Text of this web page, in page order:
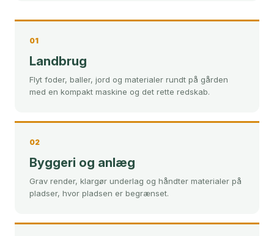
01
Landbrug
Flyt foder, baller, jord og materialer rundt på gården
med en kompakt maskine og det rette redskab.
02
Byggeri og anlæg
Grav render, klargør underlag og håndter materialer på
pladser, hvor pladsen er begrænset.